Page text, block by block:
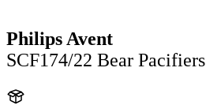
Philips Avent
SCF174/22 Bear Pacifiers